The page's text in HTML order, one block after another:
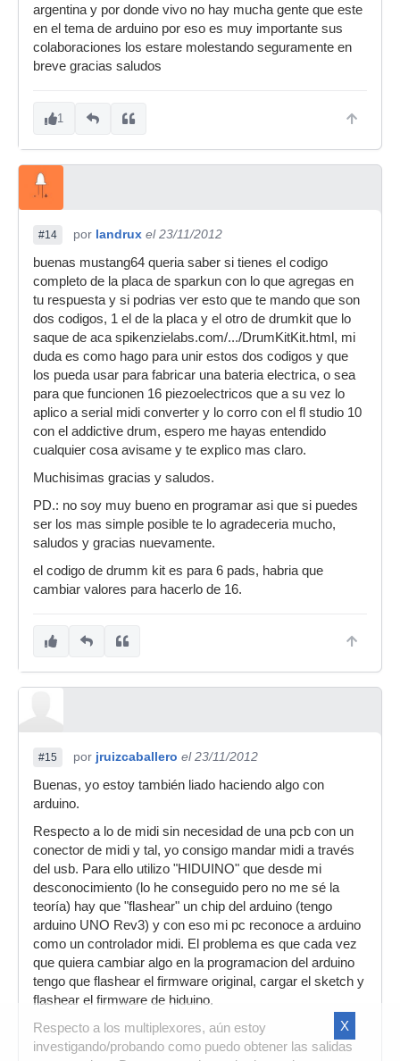
argentina y por donde vivo no hay mucha gente que este
en el tema de arduino por eso es muy importante sus
colaboraciones los estare molestando seguramente en
breve gracias saludos
1
#14 por landrux el 23/11/2012
buenas mustang64 queria saber si tienes el codigo
completo de la placa de sparkun con lo que agregas en
tu respuesta y si podrias ver esto que te mando que son
dos codigos, 1 el de la placa y el otro de drumkit que lo
saque de aca spikenzielabs.com/.../DrumKitKit.html, mi
duda es como hago para unir estos dos codigos y que
los pueda usar para fabricar una bateria electrica, o sea
para que funcionen 16 piezoelectricos que a su vez lo
aplico a serial midi converter y lo corro con el fl studio 10
con el addictive drum, espero me hayas entendido
cualquier cosa avisame y te explico mas claro.
Muchisimas gracias y saludos.
PD.: no soy muy bueno en programar asi que si puedes
ser los mas simple posible te lo agradeceria mucho,
saludos y gracias nuevamente.
el codigo de drumm kit es para 6 pads, habria que
cambiar valores para hacerlo de 16.
#15 por jruizcaballero el 23/11/2012
Buenas, yo estoy también liado haciendo algo con
arduino.
Respecto a lo de midi sin necesidad de una pcb con un
conector de midi y tal, yo consigo mandar midi a través
del usb. Para ello utilizo "HIDUINO" que desde mi
desconocimiento (lo he conseguido pero no me sé la
teoría) hay que "flashear" un chip del arduino (tengo
arduino UNO Rev3) y con eso mi pc reconoce a arduino
como un controlador midi. El problema es que cada vez
que quiera cambiar algo en la programacion del arduino
tengo que flashear el firmware original, cargar el sketch y
flashear el firmware de hiduino.
Respecto a los multiplexores, aún estoy
investigando/probando como puedo obtener las salidas
X